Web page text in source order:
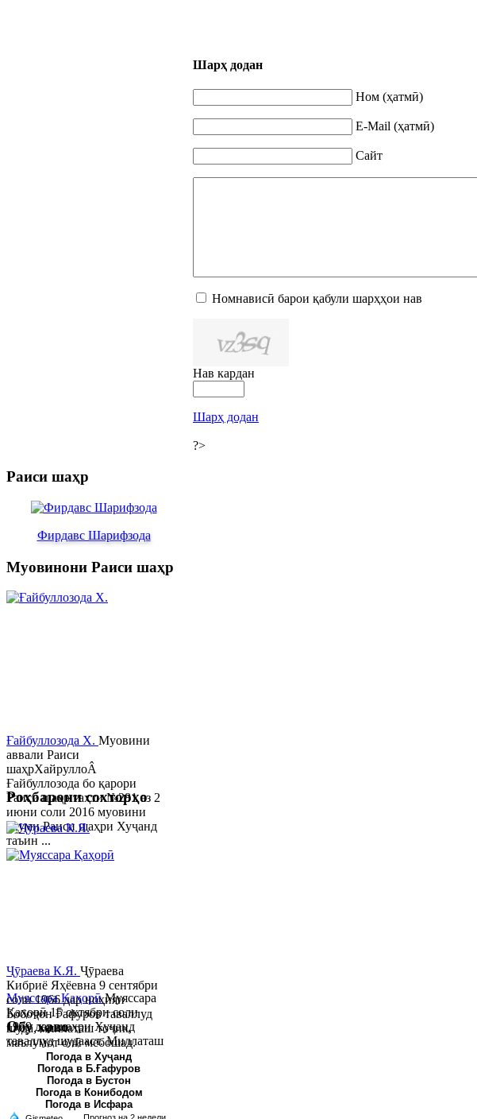
Шарҳ додан
Ном (ҳатмӣ)
E-Mail (ҳатмӣ)
Сайт
Номнависӣ барои қабули шарҳҳои нав
Нав кардан
Шарҳ додан
?>
Раиси шаҳр
Фирдавс Шарифзода
Муовинони Раиси шаҳр
Ғайбуллозода Х. Муовини
аввали Раиси
шаҳрХайруллоÂ
Ғайбуллозода бо қарори
Раиси шаҳр таҳти №281 аз 2
июни соли 2016 муовини
якуми Раиси шаҳри Хуҷанд
таъин ...
Муяссара ҚаҳорӣМуяссара
Қаҳорӣ 15 октябри соли
1979 дар шаҳри Хуҷанд
таваллуд шудааст. Миллаташ
тоҷик. Маълумот олӣ. Соли
2002 Донишгоҳи давлатии
Хуҷанд ба...
Роҳбарони сохторҳо
Ҷӯраева К.Я. Ҷӯраева
Кибриё Яҳёевна 9 сентябри
соли 1966 дар ноҳияи
Бобоҷон Ғафуров таваллуд
шуда, миллаташ тоҷик,
маълумот олӣ мебошад.
Соли 1997 Донишг...
Обу хаво
Погода в Хуҷанд
Погода в Б.Ғафуров
Погода в Бустон
Погода в Конибодом
Погода в Исфара